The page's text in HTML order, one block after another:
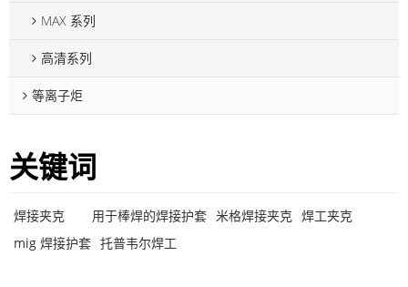
MAX 系列
高清系列
等离子炬
关键词
焊接夹克 用于棒焊的焊接护套 米格焊接夹克 焊工夹克
mig 焊接护套 托普韦尔焊工